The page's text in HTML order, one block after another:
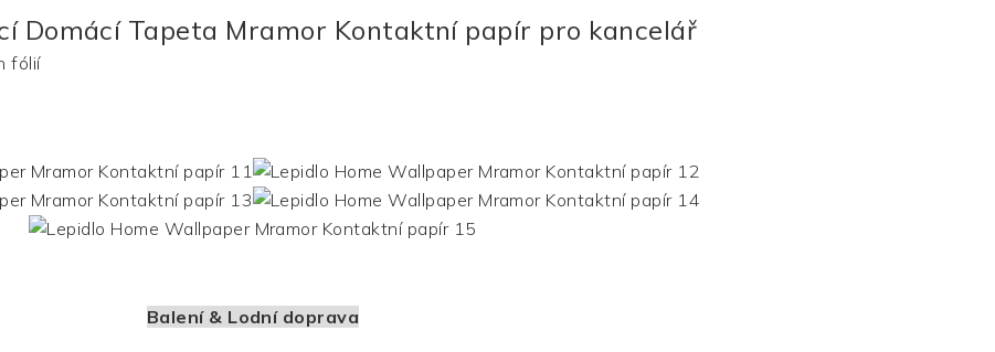
Domácí Tapeta Mramor Kontaktní papír pro kancelář
fólií
Balení & Lodní doprava